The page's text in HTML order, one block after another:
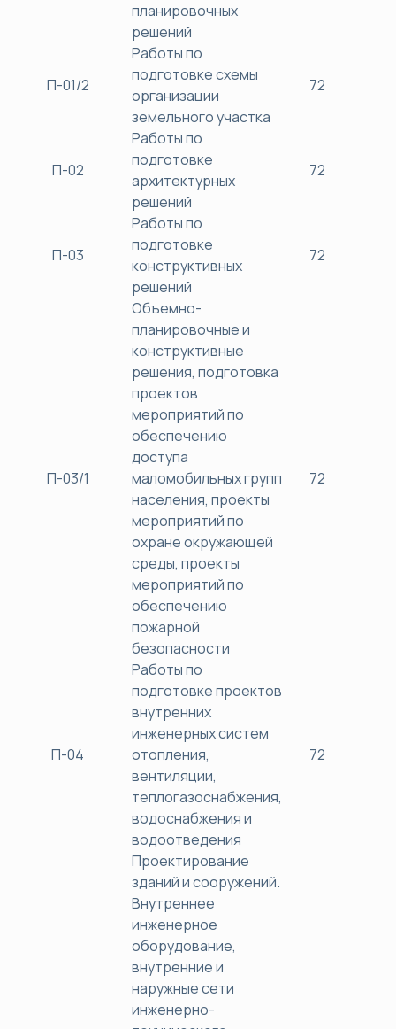
планировочных
решений
П-01/2
Работы по
подготовке схемы
организации
земельного участка
72
П-02
Работы по
подготовке
архитектурных
решений
72
П-03
Работы по
подготовке
конструктивных
решений
72
П-03/1
Объемно-
планировочные и
конструктивные
решения, подготовка
проектов
мероприятий по
обеспечению
доступа
маломобильных групп
населения, проекты
мероприятий по
охране окружающей
среды, проекты
мероприятий по
обеспечению
пожарной
безопасности
72
П-04
Работы по
подготовке проектов
внутренних
инженерных систем
отопления,
вентиляции,
теплогазоснабжения,
водоснабжения и
водоотведения
72
Проектирование
зданий и сооружений.
Внутреннее
инженерное
оборудование,
внутренние и
наружные сети
инженерно-